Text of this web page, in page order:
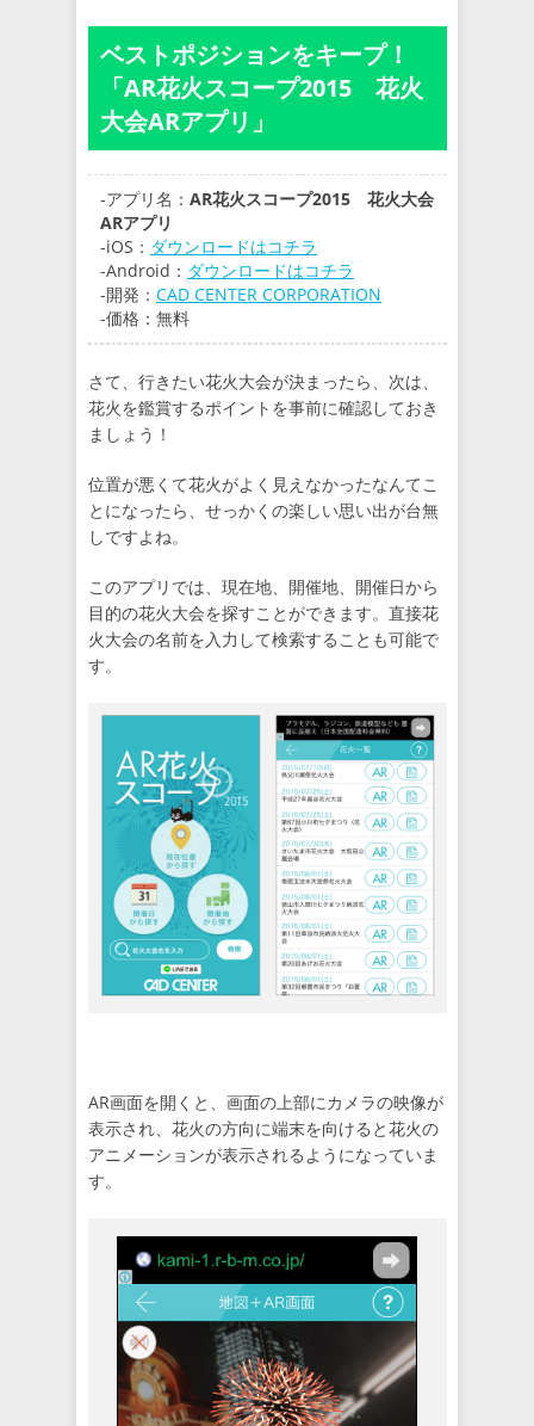
ベストポジションをキープ！
「AR花火スコープ2015 花火
大会ARアプリ」
-アプリ名： AR花火スコープ2015 花火大会
ARアプリ
-iOS： ダウンロードはコチラ
-Android： ダウンロードはコチラ
-開発： CAD CENTER CORPORATION
-価格：無料
さて、行きたい花火大会が決まったら、次は、
花火を鑑賞するポイントを事前に確認しておき
ましょう！
位置が悪くて花火がよく見えなかったなんてこ
とになったら、せっかくの楽しい思い出が台無
しですよね。
このアプリでは、現在地、開催地、開催日から
目的の花火大会を探すことができます。直接花
火大会の名前を入力して検索することも可能で
す。
AR画面を開くと、画面の上部にカメラの映像が
表示され、花火の方向に端末を向けると花火の
アニメーションが表示されるようになっていま
す。